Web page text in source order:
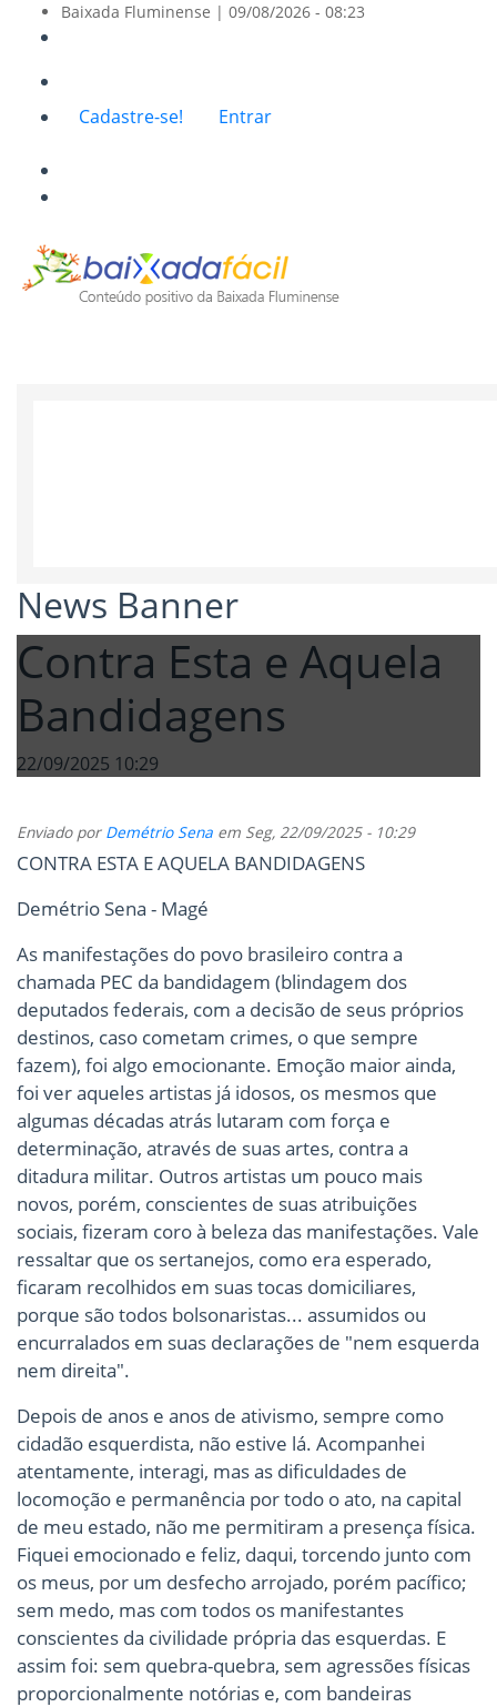
Baixada Fluminense | 09/08/2026 - 08:23
Menu
de
usuário
Cadastre-se! Entrar
News Banner
Contra Esta e Aquela
Bandidagens
22/09/2025 10:29
Enviado por Demétrio Sena em Seg, 22/09/2025 - 10:29
CONTRA ESTA E AQUELA BANDIDAGENS
Demétrio Sena - Magé
As manifestações do povo brasileiro contra a
chamada PEC da bandidagem (blindagem dos
deputados federais, com a decisão de seus próprios
destinos, caso cometam crimes, o que sempre
fazem), foi algo emocionante. Emoção maior ainda,
foi ver aqueles artistas já idosos, os mesmos que
algumas décadas atrás lutaram com força e
determinação, através de suas artes, contra a
ditadura militar. Outros artistas um pouco mais
novos, porém, conscientes de suas atribuições
sociais, fizeram coro à beleza das manifestações. Vale
ressaltar que os sertanejos, como era esperado,
ficaram recolhidos em suas tocas domiciliares,
porque são todos bolsonaristas... assumidos ou
encurralados em suas declarações de "nem esquerda
nem direita".
Depois de anos e anos de ativismo, sempre como
cidadão esquerdista, não estive lá. Acompanhei
atentamente, interagi, mas as dificuldades de
locomoção e permanência por todo o ato, na capital
de meu estado, não me permitiram a presença física.
Fiquei emocionado e feliz, daqui, torcendo junto com
os meus, por um desfecho arrojado, porém pacífico;
sem medo, mas com todos os manifestantes
conscientes da civilidade própria das esquerdas. E
assim foi: sem quebra-quebra, sem agressões físicas
proporcionalmente notórias e, com bandeiras